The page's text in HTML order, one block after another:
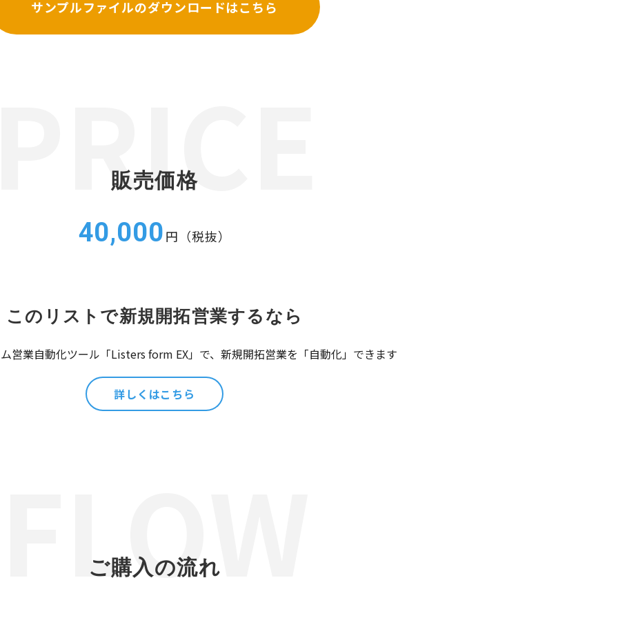
サンプルファイルのダウンロードはこちら
販売価格
40,000円（税抜）
このリストで新規開拓営業するなら
営業自動化ツール「Listers form EX」で、新規開拓営業を「自動化」できます
詳しくはこちら
ご購入の流れ